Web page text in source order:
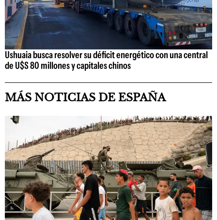
Ushuaia busca resolver su déficit energético con una central
de U$S 80 millones y capitales chinos
MÁS NOTICIAS DE ESPAÑA